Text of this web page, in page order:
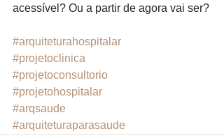
acessível? Ou a partir de agora vai ser?
#arquiteturahospitalar
#projetoclinica
#projetoconsultorio
#projetohospitalar
#arqsaude
#arquiteturaparasaude